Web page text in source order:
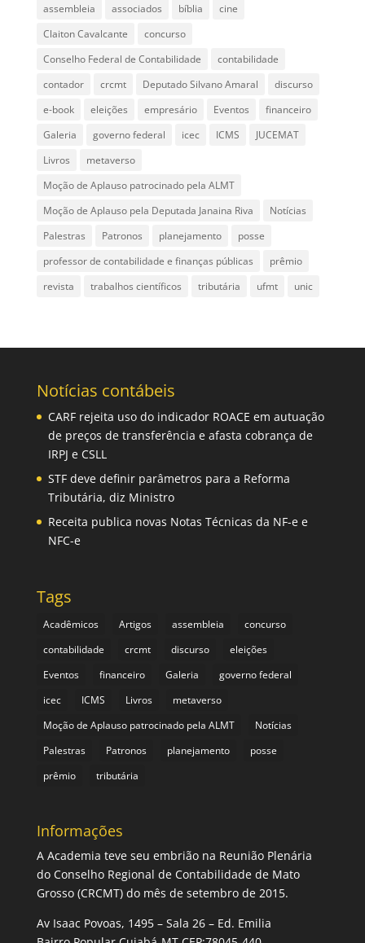
assembleia
associados bíblia
cine
Claiton Cavalcante
concurso
Conselho Federal de Contabilidade
contabilidade
contador
crcmt Deputado Silvano Amaral
discurso
e-book
eleições empresário Eventos
financeiro
Galeria
governo federal icec ICMS
JUCEMAT
Livros
metaverso
Moção de Aplauso patrocinado pela ALMT
Moção de Aplauso pela Deputada Janaina Riva
Notícias
Palestras
Patronos planejamento
posse
professor de contabilidade e finanças públicas
prêmio
revista
trabalhos científicos tributária ufmt unic
Notícias contábeis
CARF rejeita uso do indicador ROACE em autuação
de preços de transferência e afasta cobrança de
IRPJ e CSLL
STF deve definir parâmetros para a Reforma
Tributária, diz Ministro
Receita publica novas Notas Técnicas da NF-e e
NFC-e
Tags
Acadêmicos Artigos assembleia
concurso
contabilidade
crcmt discurso
eleições
Eventos
financeiro Galeria
governo federal
icec
ICMS Livros
metaverso
Moção de Aplauso patrocinado pela ALMT
Notícias
Palestras
Patronos planejamento
posse
prêmio
tributária
Informações
A Academia teve seu embrião na Reunião Plenária
do Conselho Regional de Contabilidade de Mato
Grosso (CRCMT) do mês de setembro de 2015.
Av Isaac Povoas, 1495 – Sala 26 – Ed. Emilia